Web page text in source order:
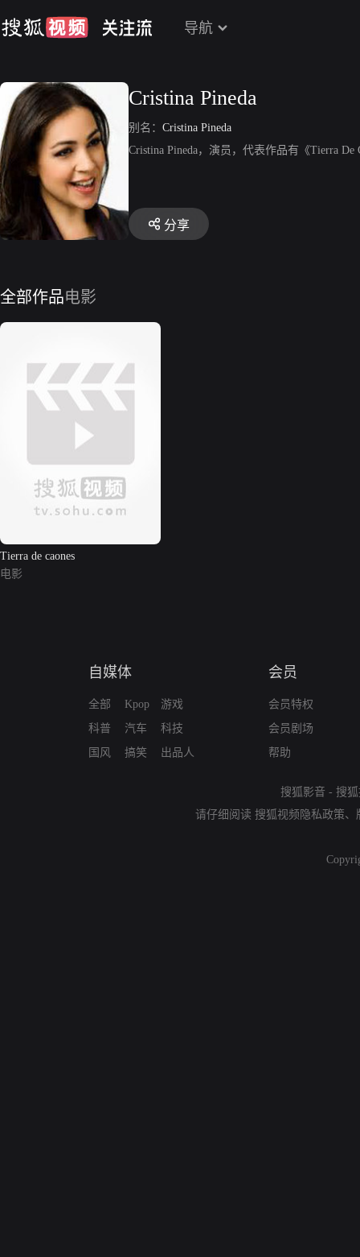
导航
Cristina Pineda
别名： Cristina Pineda
Cristina Pineda，演员，代表作品有《Tierra De
分享
全部作品电影
Tierra de caones
电影
自媒体
全部
科普
国风
Kpop
汽车
搞笑
游戏
科技
出品人
会员
会员特权
会员剧场
帮助
搜狐影音 - 搜
请仔细阅读 搜狐视频隐私政策、